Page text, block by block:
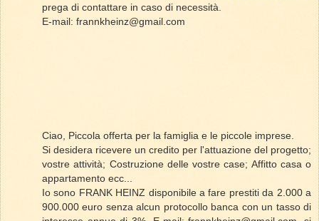
prega di contattare in caso di necessità.
E-mail: frannkheinz@gmail.com
Ciao, Piccola offerta per la famiglia e le piccole imprese.
Si desidera ricevere un credito per l'attuazione del progetto;
vostre attività; Costruzione delle vostre case; Affitto casa o
appartamento ecc...
Io sono FRANK HEINZ disponibile a fare prestiti da 2.000 a
900.000 euro senza alcun protocollo banca con un tasso di